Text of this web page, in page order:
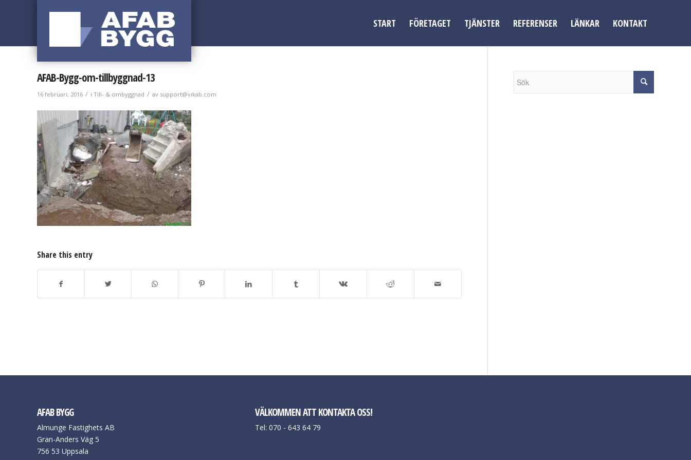
START FÖRETAGET TJÄNSTER REFERENSER LÄNKAR KONTAKT
AFAB-Bygg-om-tillbyggnad-13
16 februari, 2016 / i Till- & ombyggnad / av support@vikab.com
Share this entry
AFAB BYGG
Almunge Fastighets AB
Gran-Anders Väg 5
756 53 Uppsala
VÄLKOMMEN ATT KONTAKTA OSS!
Tel: 070 - 643 64 79